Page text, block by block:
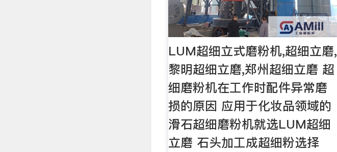
LUM超细立式磨粉机,超细立磨,
黎明超细立磨,郑州超细立磨 超
细磨粉机在工作时配件异常磨
损的原因 应用于化妆品领域的
滑石超细磨粉机就选LUM超细
立磨 石头加工成超细粉选择